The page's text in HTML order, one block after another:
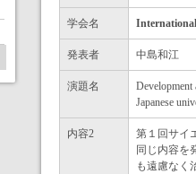
学会名
発表者 中島和江
演題名
Development
Japanese
内容2
第１回サイ
同じ内容を
も遠慮なく